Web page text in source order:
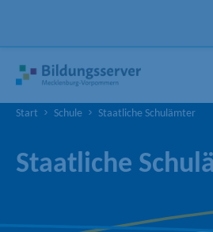
Start Schule Staatliche Schulämter
Staatliche